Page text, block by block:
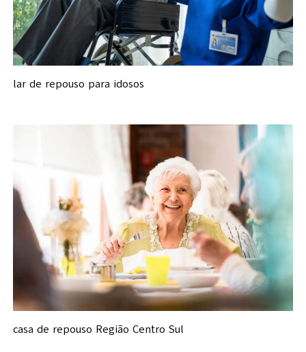
lar de repouso para idosos
casa de repouso Região Centro Sul